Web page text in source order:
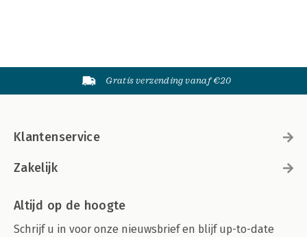
Gratis verzending vanaf €20
Klantenservice
Zakelijk
Altijd op de hoogte
Schrijf u in voor onze nieuwsbrief en blijf up-to-date